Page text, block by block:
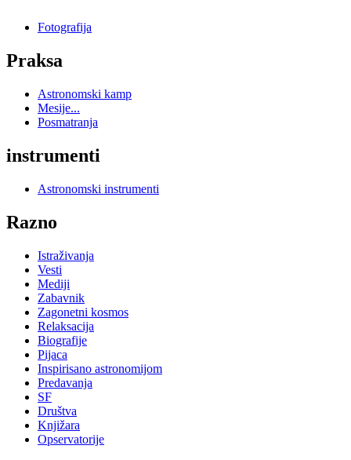
Fotografija
Praksa
Astronomski kamp
Mesije...
Posmatranja
instrumenti
Astronomski instrumenti
Razno
Istraživanja
Vesti
Mediji
Zabavnik
Zagonetni kosmos
Relaksacija
Biografije
Pijaca
Inspirisano astronomijom
Predavanja
SF
Društva
Knjižara
Opservatorije